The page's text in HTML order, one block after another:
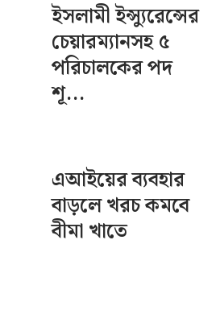
ইসলামী ইন্স্যুরেন্সের
চেয়ারম্যানসহ ৫
পরিচালকের পদ
শূ...
এআইয়ের ব্যবহার
বাড়লে খরচ কমবে
বীমা খাতে